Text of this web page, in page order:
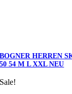
BOGNER HERREN
50 54 M L XXL NEU
Sale!